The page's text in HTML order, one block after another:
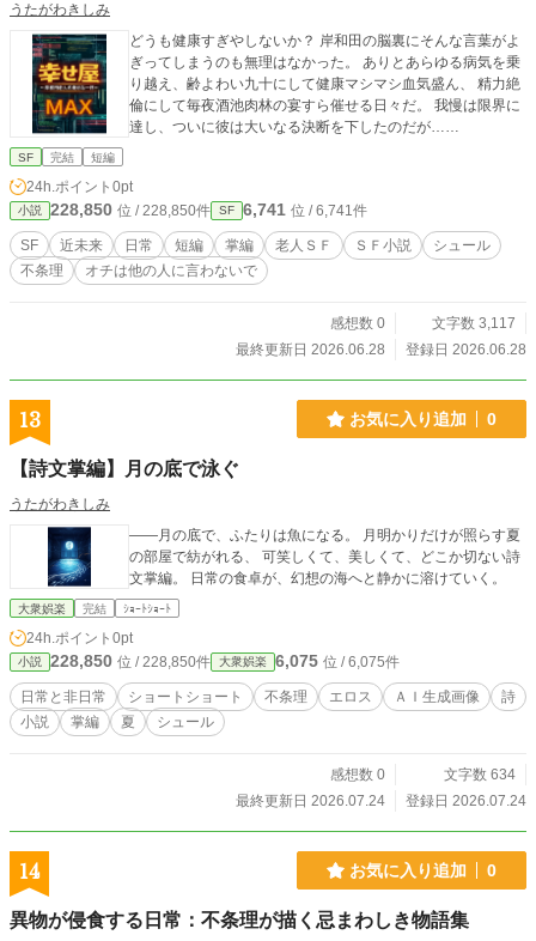
うたがわきしみ
どうも健康すぎやしないか？ 岸和田の脳裏にそんな言葉がよ
ぎってしまうのも無理はなかった。 ありとあらゆる病気を乗
り越え、齢よわい九十にして健康マシマシ血気盛ん、 精力絶
倫にして毎夜酒池肉林の宴すら催せる日々だ。 我慢は限界に
達し、ついに彼は大いなる決断を下したのだが……
SF 完結 短編
24h.ポイント 0pt
小説 228,850 位 / 228,850件 SF 6,741 位 / 6,741件
SF 近未来 日常 短編 掌編 老人ＳＦ ＳＦ小説
シュール
不条理
オチは他の人に言わないで
感想数 0
文字数 3,117
最終更新日 2026.06.28
登録日 2026.06.28
13 お気に入り追加 0
【詩文掌編】月の底で泳ぐ
うたがわきしみ
――月の底で、ふたりは魚になる。 月明かりだけが照らす夏
の部屋で紡がれる、 可笑しくて、美しくて、どこか切ない詩
文掌編。 日常の食卓が、幻想の海へと静かに溶けていく。
大衆娯楽 完結 ｼｮｰﾄｼｮｰﾄ
24h.ポイント 0pt
小説 228,850 位 / 228,850件 大衆娯楽 6,075 位 / 6,075件
日常と非日常 ショートショート 不条理 エロス ＡＩ生成画像
詩
小説
掌編 夏 シュール
感想数 0
文字数 634
最終更新日 2026.07.24
登録日 2026.07.24
14 お気に入り追加 0
異物が侵食する日常：不条理が描く忌まわしき物語集